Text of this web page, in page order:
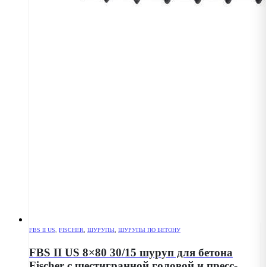
FBS II US, FISCHER, ШУРУПЫ, ШУРУПЫ ПО БЕТОНУ
FBS II US 8×80 30/15 шуруп для бетона